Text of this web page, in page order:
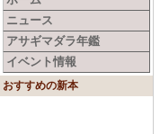
ニュース
アサギマダラ年鑑
イベント情報
おすすめの新本